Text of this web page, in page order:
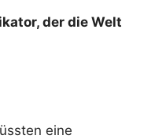
der die Welt
eine